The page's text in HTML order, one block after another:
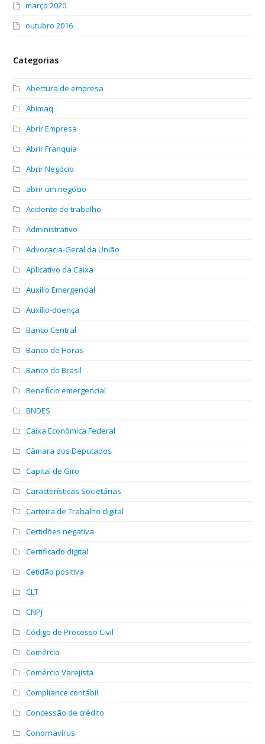
março 2020
outubro 2016
Categorias
Abertura de empresa
Abimaq
Abrir Empresa
Abrir Franquia
Abrir Negócio
abrir um negócio
Acidente de trabalho
Administrativo
Advocacia-Geral da União
Aplicativo da Caixa
Auxílio Emergencial
Auxílio-doença
Banco Central
Banco de Horas
Banco do Brasil
Benefício emergencial
BNDES
Caixa Econômica Federal
Câmara dos Deputados
Capital de Giro
Características Societárias
Carteira de Trabalho digital
Certidões negativa
Certificado digital
Cetidão positiva
CLT
CNPJ
Código de Processo Civil
Comércio
Comércio Varejista
Compliance contábil
Concessão de crédito
Conornavírus